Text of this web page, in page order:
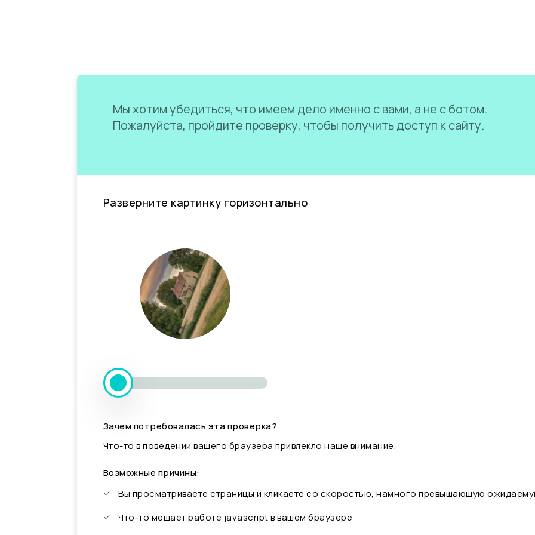
Мы хотим убедиться, что имеем дело именно с вами, а не с ботом.
Пожалуйста, пройдите проверку, чтобы получить доступ к сайту.
Разверните картинку горизонтально
Зачем потребовалась эта проверка?
Что-то в поведении вашего браузера привлекло наше внимание.
Возможные причины:
Вы просматриваете страницы и кликаете со скоростью, намного превышающую
Что-то мешает работе javascript в вашем браузере